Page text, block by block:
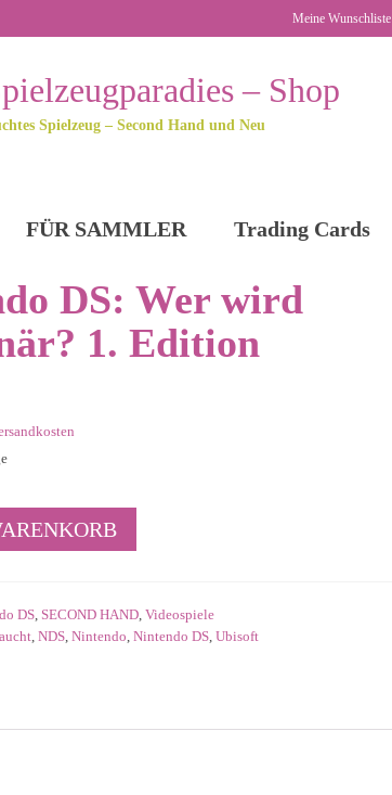
Meine Wunschliste
Spielzeug – Second Hand und Neu
FÜR SAMMLER Trading Cards
DS: Wer wird
1. Edition
DS, SECOND HAND, Videospiele
, NDS, Nintendo Nintendo DS, Ubisoft